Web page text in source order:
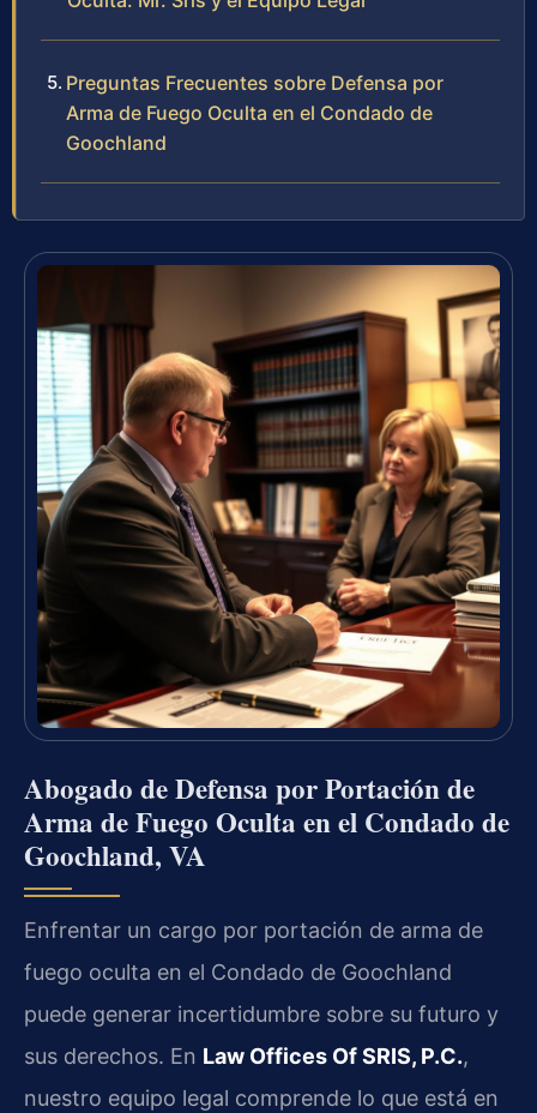
Preguntas Frecuentes sobre Defensa por
Arma de Fuego Oculta en el Condado de
Goochland
Abogado de Defensa por Portación de
Arma de Fuego Oculta en el Condado de
Goochland, VA
Enfrentar un cargo por portación de arma de
fuego oculta en el Condado de Goochland
puede generar incertidumbre sobre su futuro y
sus derechos. En Law Offices Of SRIS, P.C.,
nuestro equipo legal comprende lo que está en